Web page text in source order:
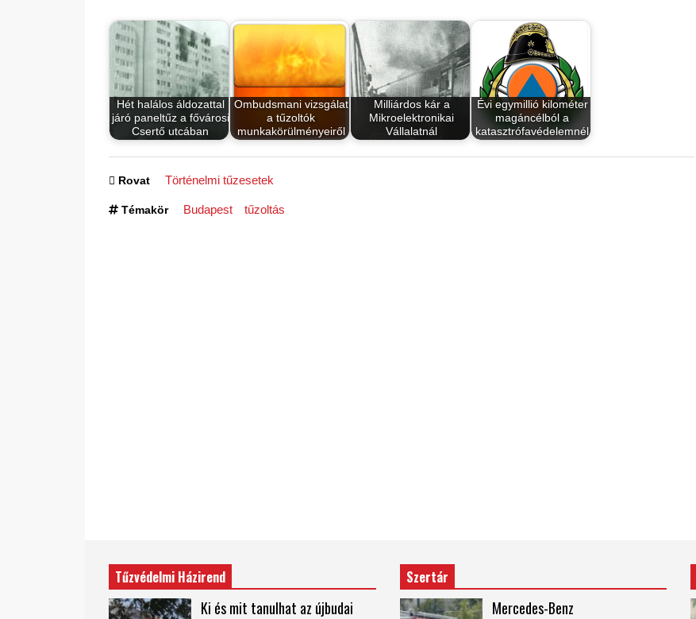
Hét halálos áldozattal
járó paneltűz a fővárosi
Csertő utcában
Ombudsmani vizsgálat
a tűzoltók
munkakörülményeiről
Milliárdos kár a
Mikroelektronikai
Vállalatnál
Évi egymillió kilométer
magáncélból a
katasztrófavédelemnél
Rovat Történelmi tűzesetek
Témakör Budapest tűzoltás
Tűzvédelmi Házirend
Ki és mit tanulhat az újbudai
Szertár
Mercedes-Benz